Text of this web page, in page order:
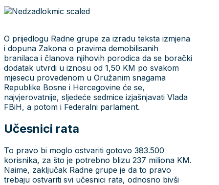
O prijedlogu Radne grupe za izradu teksta izmjena
i dopuna Zakona o pravima demobilisanih
branilaca i članova njihovih porodica da se borački
dodatak utvrdi u iznosu od 1,50 KM po svakom
mjesecu provedenom u Oružanim snagama
Republike Bosne i Hercegovine će se,
najvjerovatnije, sljedeće sedmice izjašnjavati Vlada
FBiH, a potom i Federalni parlament.
Učesnici rata
To pravo bi moglo ostvariti gotovo 383.500
korisnika, za što je potrebno blizu 237 miliona KM.
Naime, zaključak Radne grupe je da to pravo
trebaju ostvariti svi učesnici rata, odnosno bivši